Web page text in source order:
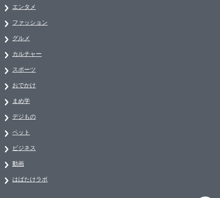
エンタメ
ファッション
グルメ
カルチャー
スポーツ
おでかけ
まめ学
デジもの
ペット
ビジネス
動画
はばたけラボ